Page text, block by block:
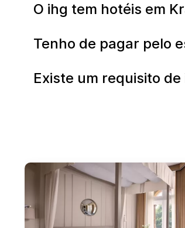
O ihg tem hotéis em
Tenho de pagar pelo
Existe um requisito